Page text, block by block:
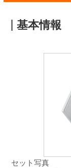
基本情報
セット写真